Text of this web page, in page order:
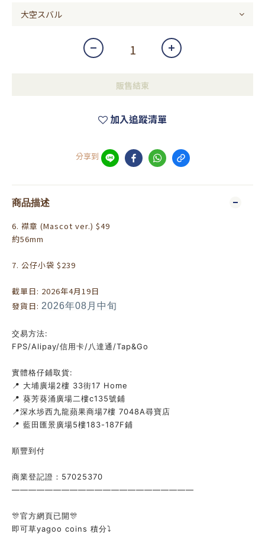
販售結束
加入追蹤清單
分享到
商品描述
6. 襟章 (Mascot ver.) $49
約56mm
7. 公仔小袋 $239
截單日: 2026年4月19日
發貨日: 2026年08月中旬
交易方法:
FPS/Alipay/信用卡/八達通/Tap&Go
實體格仔鋪取貨:
📍 大埔廣場2樓 33街17 Home
📍 葵芳葵涌廣場二樓c135號鋪
📍深水埗西九龍蘋果商場7樓 7048A尋寶店
📍 藍田匯景廣場5樓183-187F鋪
順豐到付
商業登記證：57025370
——————————————————————
🎊官方網頁已開🎊
即可草yagoo coins 積分⤵️